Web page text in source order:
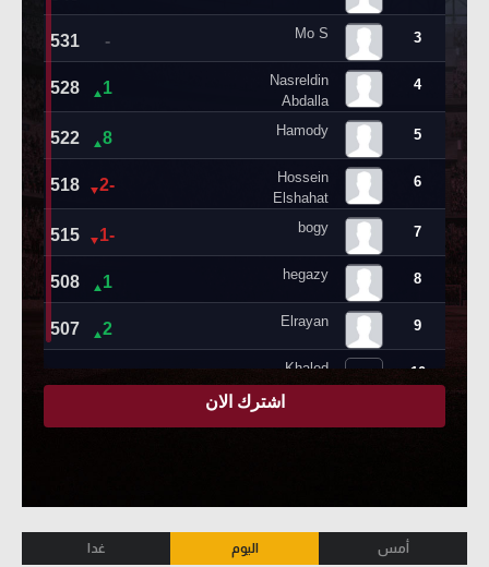
أمس اليوم غدا